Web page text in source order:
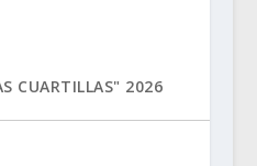
CUARTILLAS" 2026